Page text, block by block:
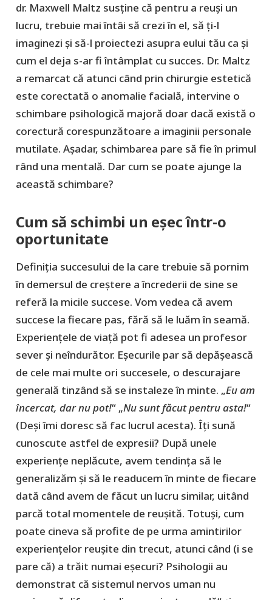
dr. Maxwell Maltz susține că pentru a reuși un
lucru, trebuie mai întâi să crezi în el, să ți-l
imaginezi și să-l proiectezi asupra eului tău ca și
cum el deja s-ar fi întâmplat cu succes. Dr. Maltz
a remarcat că atunci când prin chirurgie estetică
este corectată o anomalie facială, intervine o
schimbare psihologică majoră doar dacă există o
corectură corespunzătoare a imaginii personale
mutilate. Așadar, schimbarea pare să fie în primul
rând una mentală. Dar cum se poate ajunge la
această schimbare?
Cum să schimbi un eșec într-o
oportunitate
Definiția succesului de la care trebuie să pornim
în demersul de creștere a încrederii de sine se
referă la micile succese. Vom vedea că avem
succese la fiecare pas, fără să le luăm în seamă.
Experiențele de viață pot fi adesea un profesor
sever și neîndurător. Eșecurile par să depășească
de cele mai multe ori succesele, o descurajare
generală tinzând să se instaleze în minte. „Eu am
încercat, dar nu pot!“ „Nu sunt făcut pentru asta!“
(Deși îmi doresc să fac lucrul acesta). Îți sună
cunoscute astfel de expresii? După unele
experiențe neplăcute, avem tendința să le
generalizăm și să le readucem în minte de fiecare
dată când avem de făcut un lucru similar, uitând
parcă total momentele de reușită. Totuși, cum
poate cineva să profite de pe urma amintirilor
experiențelor reușite din trecut, atunci când (i se
pare că) a trăit numai eșecuri? Psihologii au
demonstrat că sistemul nervos uman nu